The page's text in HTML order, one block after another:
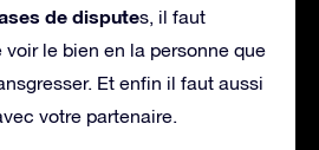
de disputes, il faut
le bien en la personne que
Et enfin il faut aussi
votre partenaire.